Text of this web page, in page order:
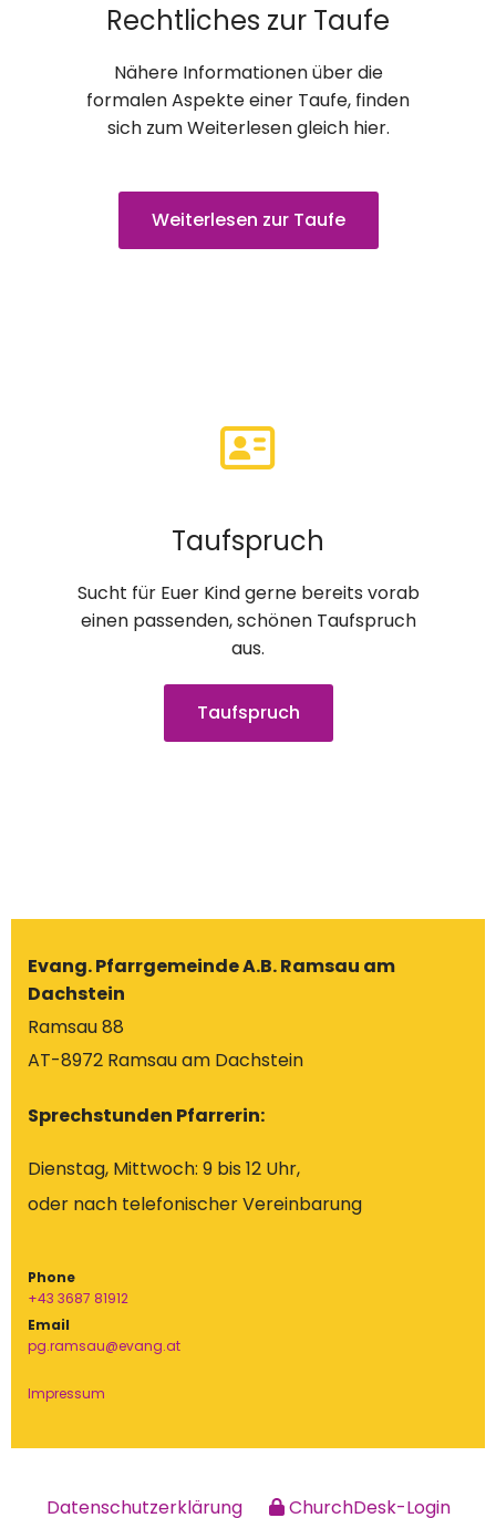
Rechtliches zur Taufe
Nähere Informationen über die
formalen Aspekte einer Taufe, finden
sich zum Weiterlesen gleich hier.
Weiterlesen zur Taufe
Taufspruch
Sucht für Euer Kind gerne bereits vorab
einen passenden, schönen Taufspruch
aus.
Taufspruch
Evang. Pfarrgemeinde A.B. Ramsau am
Dachstein
Ramsau 88
AT-8972 Ramsau am Dachstein
Sprechstunden Pfarrerin:
Dienstag, Mittwoch: 9 bis 12 Uhr,
oder nach telefonischer Vereinbarung
Phone
+43 3687 81912
Email
pg.ramsau@evang.at
Impressum
Datenschutzerklärung ChurchDesk-Login